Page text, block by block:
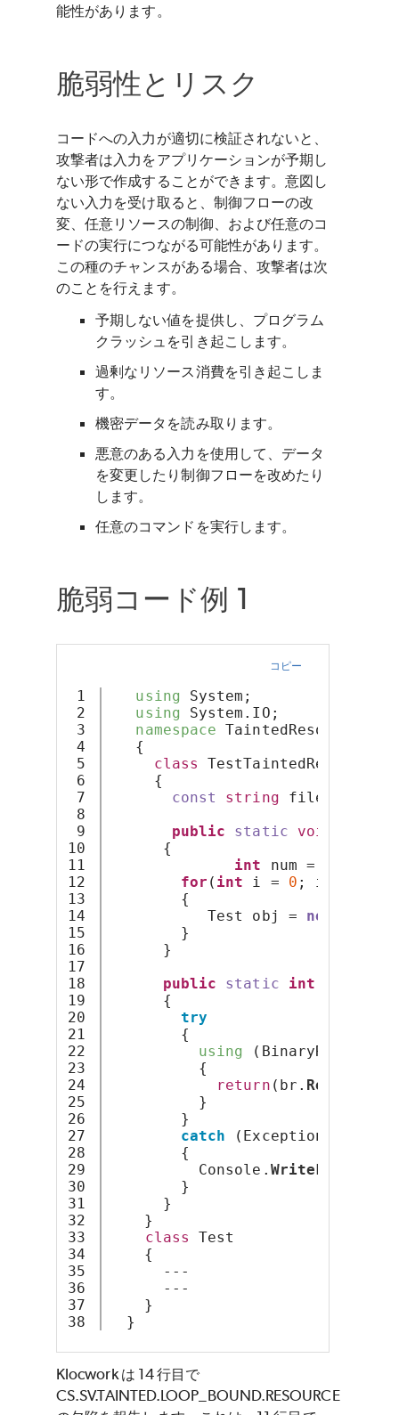
能性があります。
脆弱性とリスク
コードへの入力が適切に検証されないと、
攻撃者は入力をアプリケーションが予期し
ない形で作成することができます。意図し
ない入力を受け取ると、制御フローの改
変、任意リソースの制御、および任意のコ
ードの実行につながる可能性があります。
この種のチャンスがある場合、攻撃者は次
のことを行えます。
予期しない値を提供し、プログラム
クラッシュを引き起こします。
過剰なリソース消費を引き起こしま
す。
機密データを読み取ります。
悪意のある入力を使用して、データ
を変更したり制御フローを改めたり
します。
任意のコマンドを実行します。
脆弱コード例 1
コピー
1
2
3
4
5
6
7
8
9
10
11
12
13
14
15
16
17
18
19
20
21
22
23
24
25
26
27
28
29
30
31
32
33
34
35
36
37
using System;
using System.IO;
namespace TaintedResource
{
class
TestTaintedResource
{
const
string fileName =
public
static void
{
int num =
for ( int i = 0 ; i < num;
{
Test obj = new
}
}
public
static int
{
try
{
using
(BinaryReader
{
return (br. ReadInt32
}
}
catch (Exception e)
{
Console. WriteLine
}
}
}
class
Test
{
---
---
}
}
Klocwork は 14 行目で
CS.SV.TAINTED.LOOP_BOUND.RESOURCE